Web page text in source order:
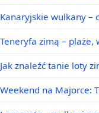
Kanaryjskie wulkany –
Teneryfa zimą –
Jak znaleźć tanie loty
Weekend na Majorce: